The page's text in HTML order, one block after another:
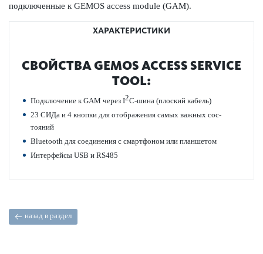
под­ключенные к GEMOS access module (GAM).
ХАРАКТЕРИСТИКИ
СВОЙСТВА GEMOS ACCESS SERVICE
TOOL:
Под­ключение к GAM через I2C-шина (плоский кабель)
23 СИДа и 4 кнопки для отображения самых важных сос­
тояний
Bluetooth для соединения с смарт­фоном или планшетом
Интерфейсы USB и RS485
назад в раздел